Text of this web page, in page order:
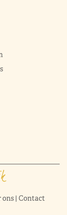
ons| Contact